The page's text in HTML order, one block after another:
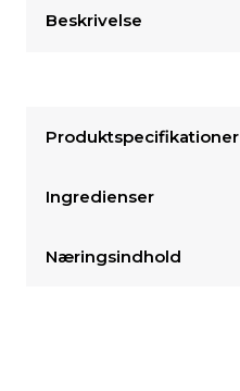
Beskrivelse
Produktspecifikationer
Ingredienser
Næringsindhold